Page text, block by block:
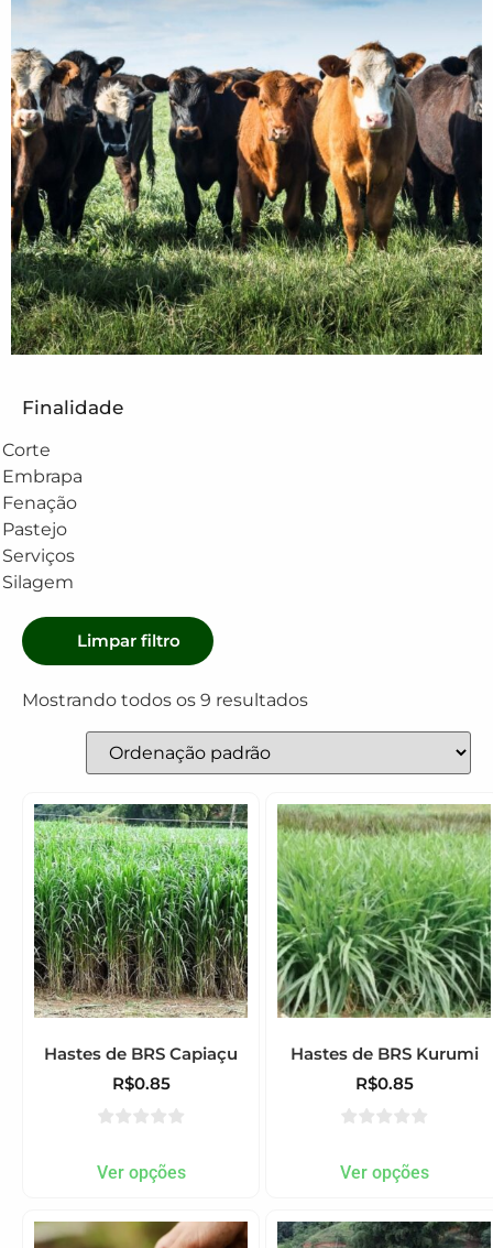
Finalidade
Corte
Embrapa
Fenação
Pastejo
Serviços
Silagem
Limpar filtro
Mostrando todos os 9 resultados
Hastes de BRS Capiaçu
R$0.85
Ver opções
Hastes de BRS Kurumi
R$0.85
Ver opções